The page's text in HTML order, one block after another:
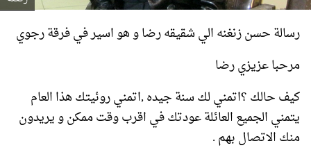
رسالة حسن زنغنه الي شقيقه رضا و هو اسير في فرقة رجوي
مرحبا عزيزي رضا
كيف حالك ؟اتمني لك سنة جيده ,اتمني روئيتك هذا العام
يتمني الجميع العائلة عودتك في اقرب وقت ممكن و يريدون
منك الاتصال بهم .